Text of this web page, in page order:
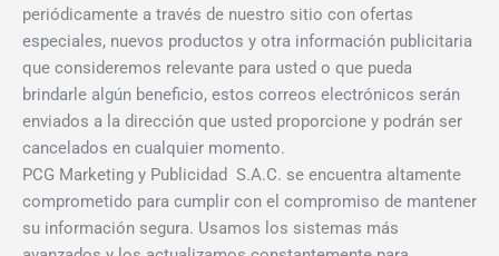
periódicamente a través de nuestro sitio con ofertas
especiales, nuevos productos y otra información publicitaria
que consideremos relevante para usted o que pueda
brindarle algún beneficio, estos correos electrónicos serán
enviados a la dirección que usted proporcione y podrán ser
cancelados en cualquier momento.
PCG Marketing y Publicidad S.A.C. se encuentra altamente
comprometido para cumplir con el compromiso de mantener
su información segura. Usamos los sistemas más